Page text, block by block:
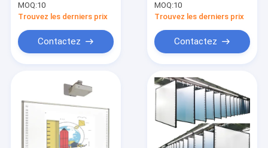
points de contact
design moderne
MOQ:10
Trouvez les derniers prix
Contactez
l'enseignement
MOQ:10
Trouvez les derniers prix
Contactez